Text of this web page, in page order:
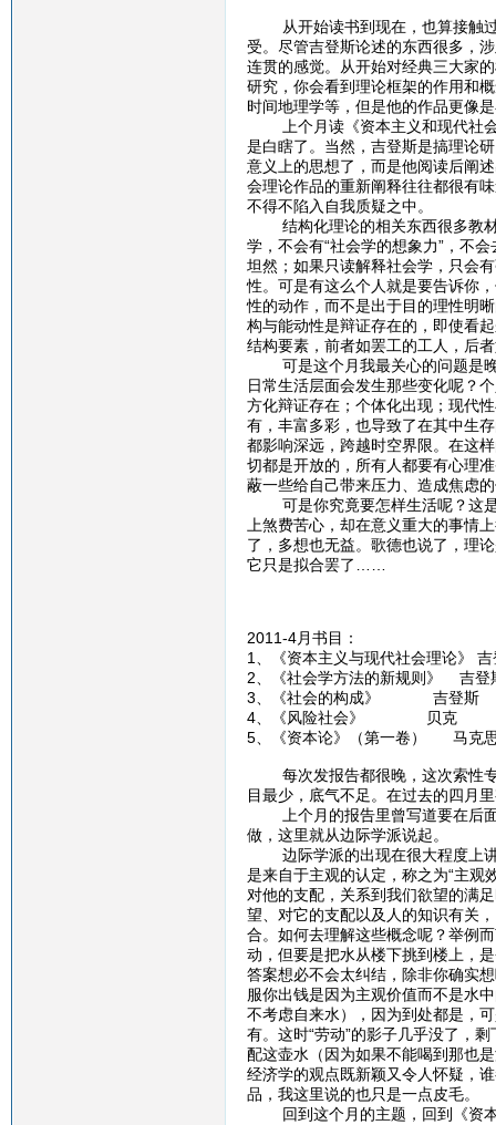
从开始读书到现在，也算接触过
受。尽管吉登斯论述的东西很多，
连贯的感觉。从开始对经典三大家
研究，你会看到理论框架的作用和
时间地理学等，但是他的作品更像
上个月读《资本主义和现代社会
是白瞎了。当然，吉登斯是搞理论
意义上的思想了，而是他阅读后阐
会理论作品的重新阐释往往都很有
不得不陷入自我质疑之中。
结构化理论的相关东西很多教材
学，不会有“社会学的想象力”，不
坦然；如果只读解释社会学，只会
性。可是有这么个人就是要告诉你
性的动作，而不是出于目的理性明
构与能动性是辩证存在的，即使看
结构要素，前者如罢工的工人，后
可是这个月我最关心的问题是晚
日常生活层面会发生那些变化呢？
方化辩证存在；个体化出现；现代
有，丰富多彩，也导致了在其中生
都影响深远，跨越时空界限。在这
切都是开放的，所有人都要有心理
蔽一些给自己带来压力、造成焦虑
可是你究竟要怎样生活呢？这是
上煞费苦心，却在意义重大的事情
了，多想也无益。歌德也说了，理
它只是拟合罢了……
2011-4月书目：
1、《资本主义与现代社会理论》 吉
2、《社会学方法的新规则》 吉登
3、《社会的构成》 吉登斯
4、《风险社会》 贝克
5、《资本论》（第一卷） 马克
每次发报告都很晚，这次索性专
目最少，底气不足。在过去的四月
上个月的报告里曾写道要在后面
做，这里就从边际学派说起。
边际学派的出现在很大程度上讲
是来自于主观的认定，称之为“主观
对他的支配，关系到我们欲望的满
望、对它的支配以及人的知识有关
合。如何去理解这些概念呢？举例
动，但要是把水从楼下挑到楼上，
答案想必不会太纠结，除非你确实
服你出钱是因为主观价值而不是水
不考虑自来水），因为到处都是，
有。这时“劳动”的影子几乎没了，
配这壶水（因为如果不能喝到那也
经济学的观点既新颖又令人怀疑，
品，我这里说的也只是一点皮毛。
回到这个月的主题，回到《资本